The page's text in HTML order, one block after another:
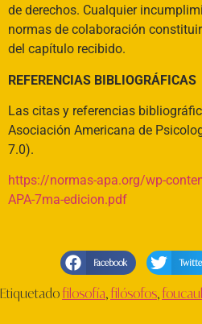
de derechos. Cualquier
normas de colaboración
del capítulo recibido.
REFERENCIAS BIBLIOGRÁFICAS
Las citas y referencias
Asociación Americana de
7.0).
https://normas-apa.org/wp-
APA-7ma-edicion.pdf
Facebook
Etiquetadofilosofía,filósofos,